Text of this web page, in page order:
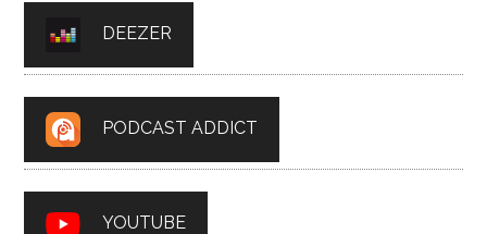
DEEZER
PODCAST ADDICT
YOUTUBE